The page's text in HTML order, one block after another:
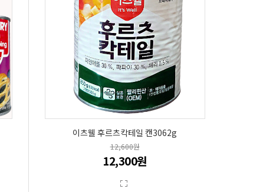
이츠웰 후르츠칵테일 캔3062g
12,600원
12,300원